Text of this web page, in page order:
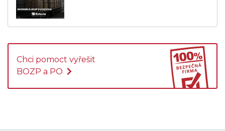
Chci pomoct vyřešit
BOZP a PO